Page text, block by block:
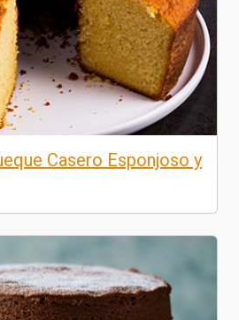
Casero Esponjoso y